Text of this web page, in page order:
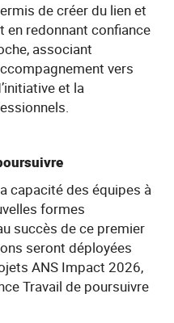
de créer du lien et
en redonnant confiance
associant
vers
et la
capacité des équipes à
formes
succès de ce premier
seront déployées
ANS Impact 2026,
Travail de poursuivre